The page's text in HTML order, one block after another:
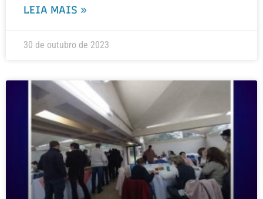
LEIA MAIS »
30 de outubro de 2023